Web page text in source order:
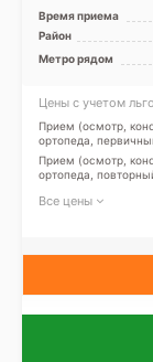
Время приема
Район
Метро рядом
Цены с учетом
Прием (осмотр,
ортопеда,
Прием (осмотр,
ортопеда,
Все цены